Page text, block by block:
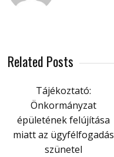
Related Posts
Tájékoztató:
Önkormányzat
épületének felújítása
miatt az ügyfélfogadás
szünetel